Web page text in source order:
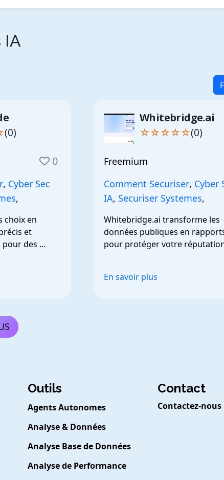
IA
(0)
0
, Cyber Sec
,
choix en
et
pour des
Whitebridge.ai
☆☆☆☆☆(0)
Freemium
Comment Securiser, Cyber
IA, Securiser Systemes,
Whitebridge.ai transforme les
données publiques en
pour protéger votre
En savoir plus
Outils
Agents Autonomes
Analyse & Données
Analyse Base de Données
Analyse de Performance
Contact
Contactez-nous